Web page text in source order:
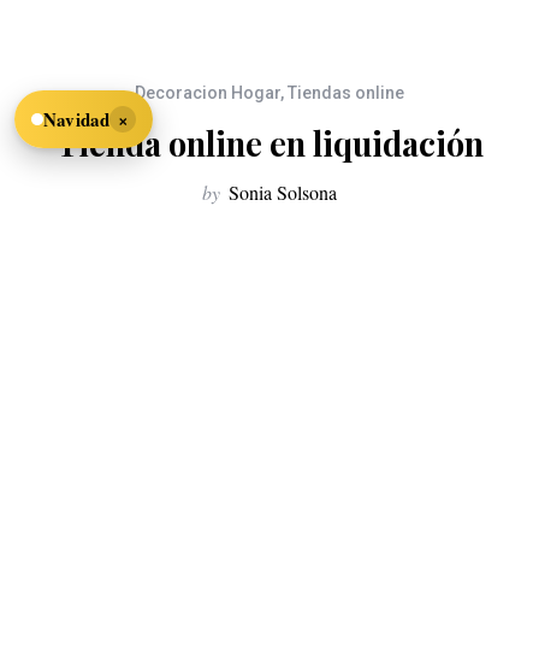
Decoracion Hogar,Tiendas online
Tienda online en liquidación
by Sonia Solsona
Navidad ×